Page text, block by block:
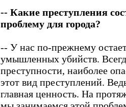
-- Какие преступления
проблему для города?
-- У нас по-прежнему
умышленных убийств.
преступности, наиболее
этот вид преступлений.
главная ценность. На